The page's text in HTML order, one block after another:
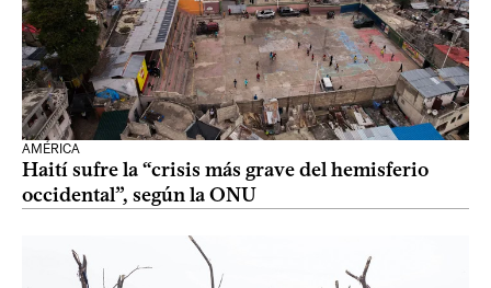
AMÉRICA
Haití sufre la “crisis más grave del hemisferio
occidental”, según la ONU